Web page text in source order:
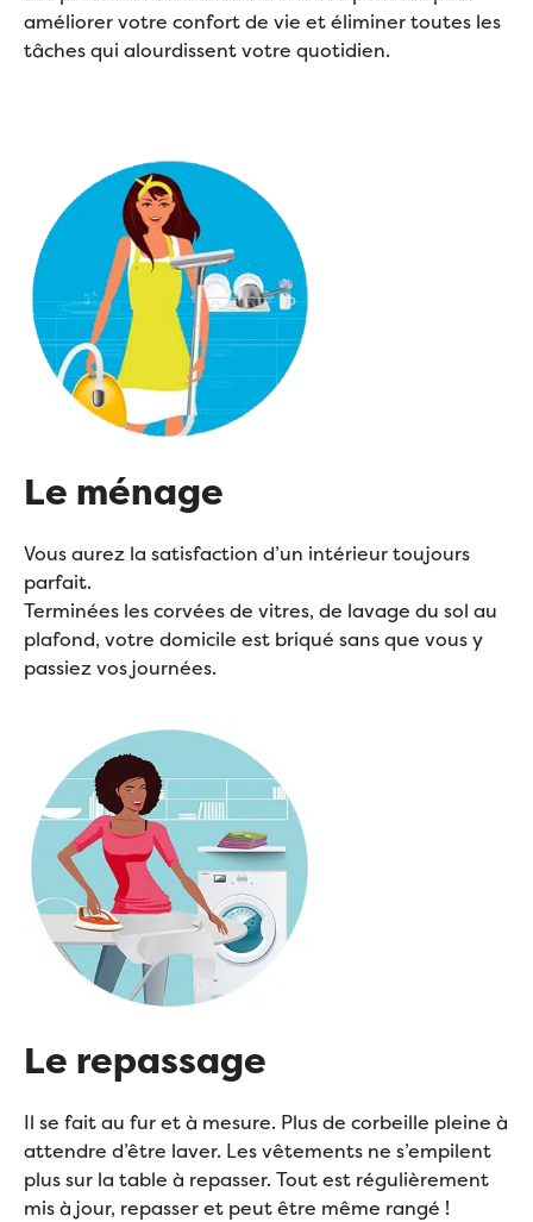
améliorer votre confort de vie et éliminer toutes les
tâches qui alourdissent votre quotidien.
Le ménage
Vous aurez la satisfaction d’un intérieur toujours
parfait.
Terminées les corvées de vitres, de lavage du sol au
plafond, votre domicile est briqué sans que vous y
passiez vos journées.
Le repassage
Il se fait au fur et à mesure. Plus de corbeille pleine à
attendre d’être laver. Les vêtements ne s’empilent
plus sur la table à repasser. Tout est régulièrement
mis à jour, repasser et peut être même rangé !